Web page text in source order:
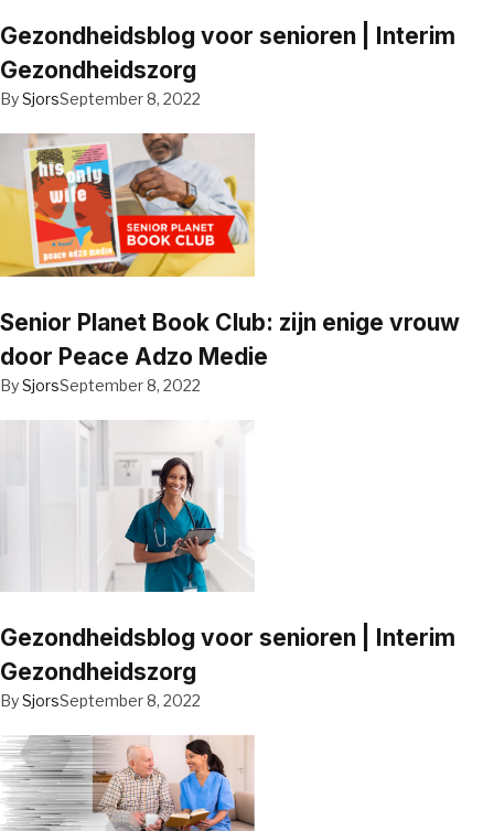
Gezondheidsblog voor senioren | Interim
Gezondheidszorg
BySjorsSeptember 8, 2022
Senior Planet Book Club: zijn enige vrouw
door Peace Adzo Medie
BySjorsSeptember 8, 2022
Gezondheidsblog voor senioren | Interim
Gezondheidszorg
BySjorsSeptember 8, 2022